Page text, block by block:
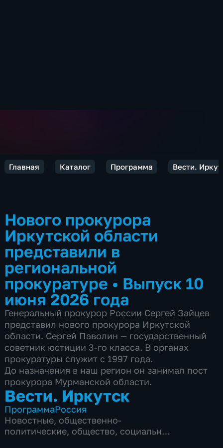
Главная Каталог Программа Вести.
Нового прокурора
Иркутской области
представили в
региональной
прокуратуре • Выпуск 10
июня 2026 года
Генеральный прокурор России Сергей Зайцев
представил нового прокурора Иркутской
области. Сергей Паволин — государственный
советник юстиции 3-го класса. В органах
прокуратуры служит с 1997 года.
До назначения в наш регион он занимал пост
прокурора Мурманской области.
Вести. Иркутск
ПрограммаРоссия
Новостные, общественно-
политические, общество, социально-